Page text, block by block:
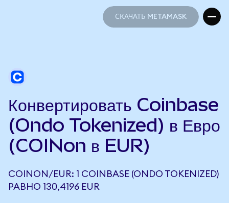
СКАЧАТЬ METAMASK
Конвертировать Coinbase
(Ondo Tokenized) в Евро
(COINon в EUR)
COINON/EUR: 1 COINBASE (ONDO TOKENIZED)
РАВНО 130,4196 EUR